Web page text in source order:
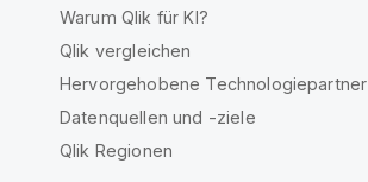
Warum Qlik für KI?
Qlik vergleichen
Hervorgehobene Technologiepartner
Datenquellen und -ziele
Qlik Regionen